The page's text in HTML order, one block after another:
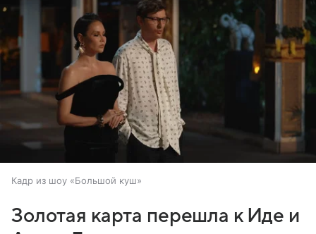
Кадр из шоу «Большой куш»
Золотая карта перешла к Иде и